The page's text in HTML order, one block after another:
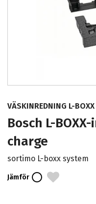
VÄSKINREDNING L-BOXX
Bosch L-
charge
sortimo L-boxx system
Jämför